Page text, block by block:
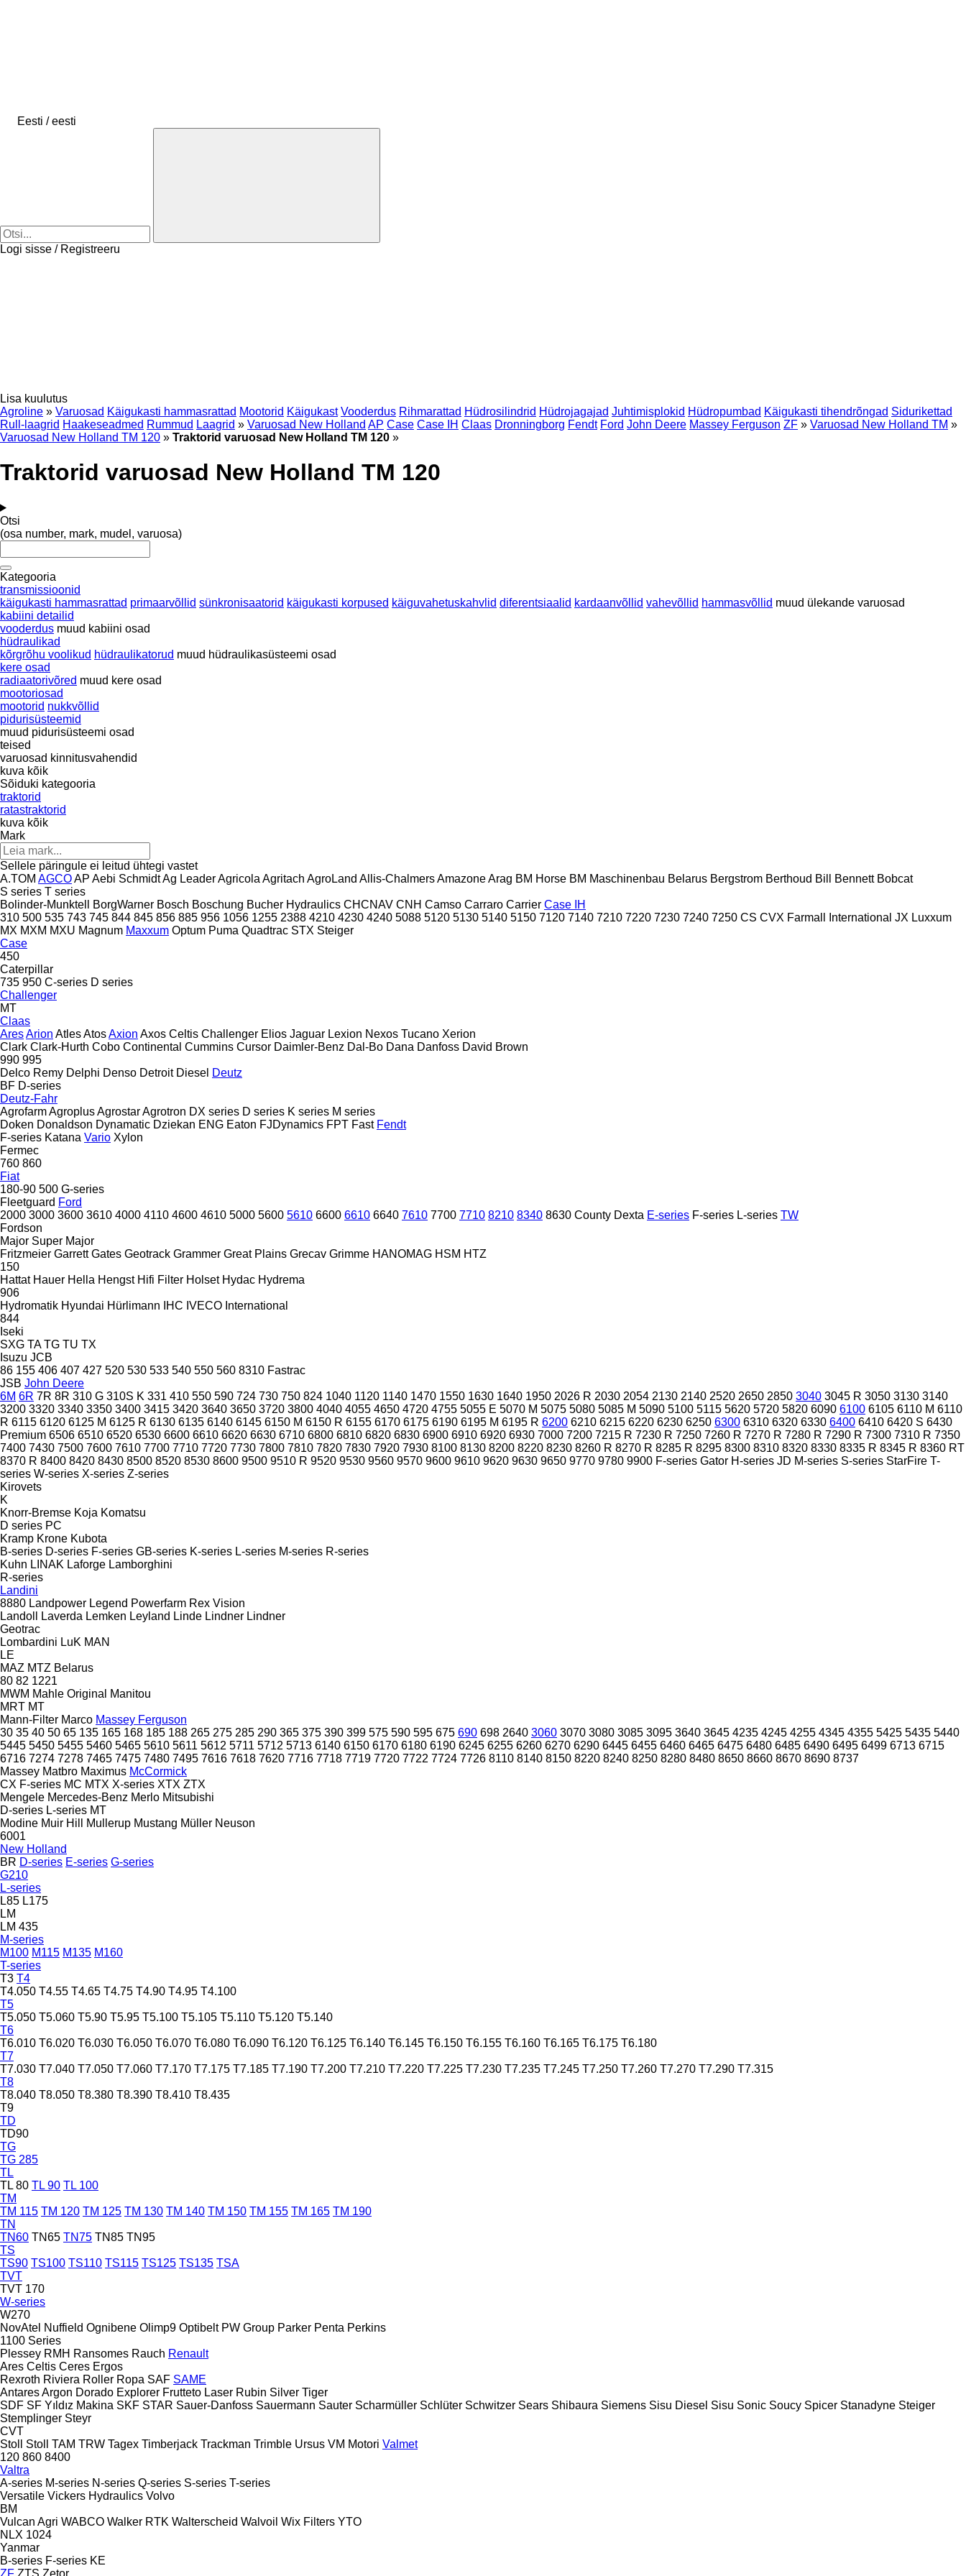
Eesti / eesti
Logi sisse / Registreeru
Lisa kuulutus
Agroline » Varuosad Käigukasti hammasrattad Mootorid Käigukast Vooderdus Rihmarattad Hüdrosilindrid Hüdrojagajad Juhtimisplokid Hüdropumbad Käigukasti tihendrõngad Sidurikettad
Rull-laagrid Haakeseadmed Rummud Laagrid » Varuosad New Holland AP Case Case IH Claas Dronningborg Fendt Ford John Deere Massey Ferguson ZF » Varuosad New Holland TM »
Varuosad New Holland TM 120 » Traktorid varuosad New Holland TM 120 »
Traktorid varuosad New Holland TM 120
Otsi
(osa number, mark, mudel, varuosa)
Kategooria
transmissioonid
käigukasti hammasrattad primaarvõllid sünkronisaatorid käigukasti korpused käiguvahetuskahvlid diferentsiaalid kardaanvõllid vahevõllid hammasvõllid muud ülekande varuosad
kabiini detailid
vooderdus muud kabiini osad
hüdraulikad
kõrgrõhu voolikud hüdraulikatorud muud hüdraulikasüsteemi osad
kere osad
radiaatorivõred muud kere osad
mootoriosad
mootorid nukkvõllid
pidurisüsteemid
muud pidurisüsteemi osad
teised
varuosad kinnitusvahendid
kuva kõik
Sõiduki kategooria
traktorid
ratastraktorid
kuva kõik
Mark
Sellele päringule ei leitud ühtegi vastet
A.TOM AGCOAP Aebi SchmidtAg LeaderAgricola Agritach AgroLand Allis-ChalmersAmazoneArag BM Horse BM Maschinenbau Belarus Bergstrom Berthoud Bill Bennett Bobcat
S series T series
Bolinder-Munktell
BorgWarner Bosch Boschung Bucher Hydraulics CHCNAV CNH Camso Carraro Carrier Case IH
310 500 535 743 745 844 845 856 885 956 1056 1255 2388 4210 4230 4240 5088 5120 5130 5140 5150 7120 7140 7210 7220 7230 7240 7250 CS CVX Farmall International JX Luxxum
MX MXM MXU Magnum Maxxum Optum Puma Quadtrac STX Steiger
Case
450
Caterpillar
735 950 C-series D series
Challenger
MT
Claas
AresArion AtlesAtosAxion Axos Celtis Challenger Elios Jaguar Lexion Nexos Tucano Xerion
Clark Clark-Hurth Cobo Continental Cummins Cursor Daimler-Benz Dal-Bo Dana Danfoss David Brown
990 995
Delco Remy Delphi Denso Detroit Diesel Deutz
BF D-series
Deutz-Fahr
AgrofarmAgroplusAgrostarAgrotron DX series D series K series M series
Doken Donaldson Dynamatic Dziekan ENG Eaton FJDynamics FPT Fast Fendt
F-series Katana Vario Xylon
Fermec
760 860
Fiat
180-90 500 G-series
Fleetguard Ford
2000 3000 3600 3610 4000 4110 4600 4610 5000 5600 5610 6600 6610 6640 7610 7700 7710 8210 8340 8630 County Dexta E-series F-series L-series TW
Fordson
Major Super Major
Fritzmeier Garrett Gates Geotrack Grammer Great Plains Grecav Grimme HANOMAG HSM HTZ
150
Hattat Hauer Hella Hengst Hifi Filter Holset Hydac Hydrema
906
Hydromatik Hyundai Hürlimann IHC IVECO International
844
Iseki
SXG TA TG TU TX
Isuzu JCB
86 155 406 407 427 520 530 533 540 550 560 8310 Fastrac
JSB John Deere
6M 6R 7R 8R 310 G 310S K 331 410 550 590 724 730 750 824 1040 1120 1140 1470 1550 1630 1640 1950 2026 R 2030 2054 2130 2140 2520 2650 2850 3040 3045 R 3050 3130 3140
3200 3320 3340 3350 3400 3415 3420 3640 3650 3720 3800 4040 4055 4650 4720 4755 5055 E 5070 M 5075 5080 5085 M 5090 5100 5115 5620 5720 5820 6090 6100 6105 6110 M 6110
R 6115 6120 6125 M 6125 R 6130 6135 6140 6145 6150 M 6150 R 6155 6170 6175 6190 6195 M 6195 R 6200 6210 6215 6220 6230 6250 6300 6310 6320 6330 6400 6410 6420 S 6430
Premium 6506 6510 6520 6530 6600 6610 6620 6630 6710 6800 6810 6820 6830 6900 6910 6920 6930 7000 7200 7215 R 7230 R 7250 7260 R 7270 R 7280 R 7290 R 7300 7310 R 7350
7400 7430 7500 7600 7610 7700 7710 7720 7730 7800 7810 7820 7830 7920 7930 8100 8130 8200 8220 8230 8260 R 8270 R 8285 R 8295 8300 8310 8320 8330 8335 R 8345 R 8360 RT
8370 R 8400 8420 8430 8500 8520 8530 8600 9500 9510 R 9520 9530 9560 9570 9600 9610 9620 9630 9650 9770 9780 9900 F-series Gator H-series JD M-series S-series StarFire T-
series W-series X-series Z-series
Kirovets
K
Knorr-Bremse Koja Komatsu
D series PC
Kramp Krone Kubota
B-series D-series F-series GB-series K-series L-series M-series R-series
Kuhn LINAK Laforge Lamborghini
R-series
Landini
8880 Landpower Legend Powerfarm Rex Vision
Landoll
Laverda Lemken Leyland Linde Lindner Lindner
Geotrac
Lombardini LuK MAN
LE
MAZ MTZ Belarus
80 82 1221
MWM Mahle Original
Manitou
MRT MT
Mann-Filter Marco Massey Ferguson
30 35 40 50 65 135 165 168 185 188 265 275 285 290 365 375 390 399 575 590 595 675 690 698 2640 3060 3070 3080 3085 3095 3640 3645 4235 4245 4255 4345 4355 5425 5435 5440
5445 5450 5455 5460 5465 5610 5611 5612 5711 5712 5713 6140 6150 6170 6180 6190 6245 6255 6260 6270 6290 6445 6455 6460 6465 6475 6480 6485 6490 6495 6499 6713 6715
6716 7274 7278 7465 7475 7480 7495 7616 7618 7620 7716 7718 7719 7720 7722 7724 7726 8110 8140 8150 8220 8240 8250 8280 8480 8650 8660 8670 8690 8737
Massey Matbro Maximus McCormick
CX F-series MC MTX X-series XTX ZTX
Mengele Mercedes-Benz Merlo Mitsubishi
D-series L-series MT
Modine Muir Hill Mullerup Mustang Müller Neuson
6001
New Holland
BR D-series E-series G-series
G210
L-series
L85 L175
LM
LM 435
M-series
M100 M115 M135 M160
T-series
T3 T4
T4.050 T4.55 T4.65 T4.75 T4.90 T4.95 T4.100
T5
T5.050 T5.060 T5.90 T5.95 T5.100 T5.105 T5.110 T5.120 T5.140
T6
T6.010 T6.020 T6.030 T6.050 T6.070 T6.080 T6.090 T6.120 T6.125 T6.140 T6.145 T6.150 T6.155 T6.160 T6.165 T6.175 T6.180
T7
T7.030 T7.040 T7.050 T7.060 T7.170 T7.175 T7.185 T7.190 T7.200 T7.210 T7.220 T7.225 T7.230 T7.235 T7.245 T7.250 T7.260 T7.270 T7.290 T7.315
T8
T8.040 T8.050 T8.380 T8.390 T8.410 T8.435
T9
TD
TD90
TG
TG 285
TL
TL 80 TL 90 TL 100
TM
TM 115 TM 120 TM 125 TM 130 TM 140 TM 150 TM 155 TM 165 TM 190
TN
TN60 TN65 TN75 TN85 TN95
TS
TS90 TS100 TS110 TS115 TS125 TS135 TSA
TVT
TVT 170
W-series
W270
NovAtel Nuffield Ognibene Olimp9 Optibelt PW Group Parker Penta Perkins
1100 Series
Plessey RMH Ransomes Rauch Renault
Ares Celtis Ceres Ergos
Rexroth Riviera Roller Ropa SAF SAME
AntaresArgon Dorado Explorer Frutteto Laser Rubin Silver Tiger
SDF SF Yıldız Makina SKF STAR Sauer-Danfoss Sauermann Sauter Scharmüller Schlüter Schwitzer Sears Shibaura Siemens Sisu Diesel Sisu Sonic Soucy Spicer Stanadyne Steiger
Stemplinger Steyr
CVT
Stoll
Stoll TAM TRW Tagex Timberjack Trackman Trimble Ursus VM Motori Valmet
120 860 8400
Valtra
A-series M-series N-series Q-series S-series T-series
Versatile Vickers Hydraulics Volvo
BM
Vulcan Agri WABCO Walker RTK Walterscheid Walvoil Wix Filters YTO
NLX 1024
Yanmar
B-series F-series KE
ZF ZTS Zetor